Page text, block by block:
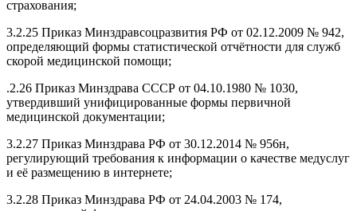
страхования;
3.2.25 Приказ Минздравсоцразвития РФ от 02.12.2009 № 942,
определяющий формы статистической отчётности для служб
скорой медицинской помощи;
.2.26 Приказ Минздрава СССР от 04.10.1980 № 1030,
утвердивший унифицированные формы первичной
медицинской документации;
3.2.27 Приказ Минздрава РФ от 30.12.2014 № 956н,
регулирующий требования к информации о качестве медуслуг
и её размещению в интернете;
3.2.28 Приказ Минздрава РФ от 24.04.2003 № 174,